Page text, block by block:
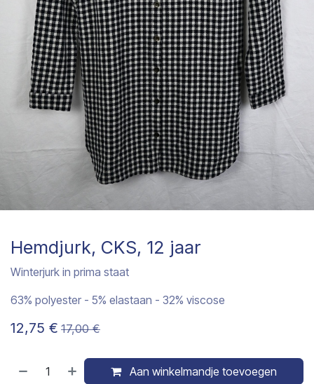
Hemdjurk, CKS, 12 jaar
Winterjurk in prima staat
63% polyester - 5% elastaan - 32% viscose
12,75 € 17,00€
Aan winkelmandje toevoegen